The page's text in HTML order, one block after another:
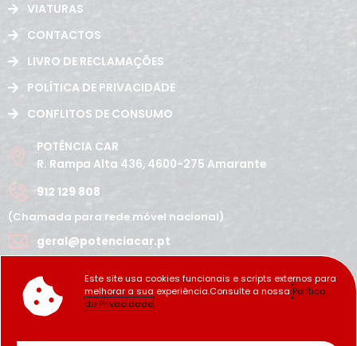
VIATURAS
CONTACTOS
LIVRO DE RECLAMAÇÕES
POLÍTICA DE PRIVACIDADE
CONFLITOS DE CONSUMO
POTÊNCIA CAR
R. Rampa Alta 436, 4600-275 Amarante
912 129 808
(Chamada para rede móvel nacional)
geral@potenciacar.pt
10:00h - 12:30h | 14h 19:30h
Domingo
Fechado
Este site usa cookies funcionais e scripts externos para
melhorar a sua experiência.Consulte a nossaPolítica
de Privacidade